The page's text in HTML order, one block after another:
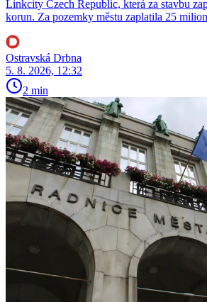
Linkcity Czech Republic, která za stavbu
korun. Za pozemky městu zaplatila 25
Ostravská Drbna
5. 8. 2026, 12:32
2 min